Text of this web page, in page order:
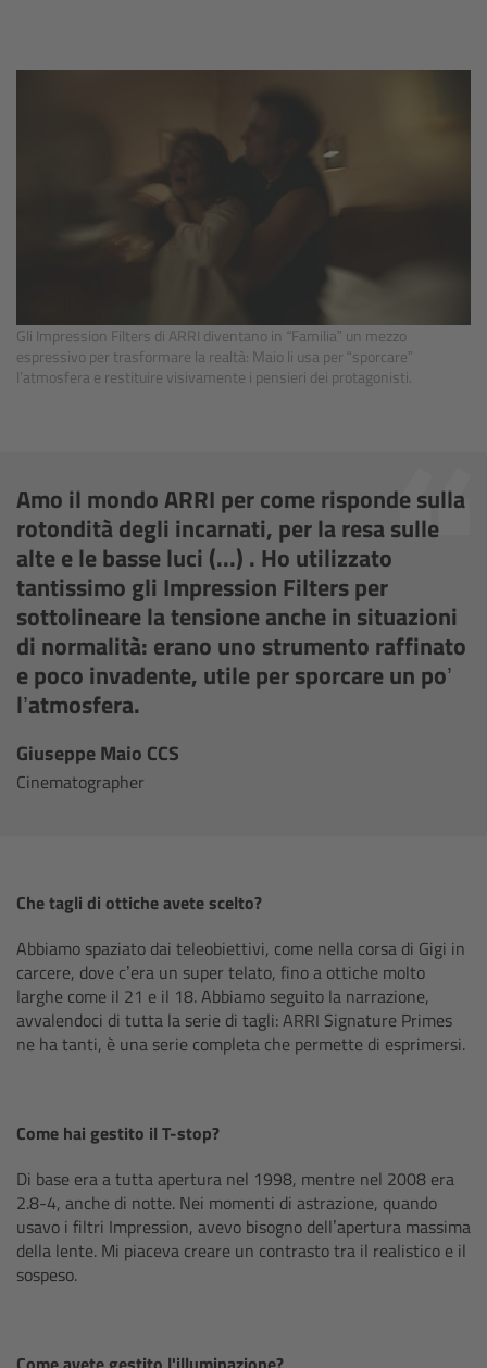
Gli Impression Filters di ARRI diventano in “Familia” un mezzo
espressivo per trasformare la realtà: Maio li usa per “sporcare”
l’atmosfera e restituire visivamente i pensieri dei protagonisti.
Amo il mondo ARRI per come risponde sulla
rotondità degli incarnati, per la resa sulle
alte e le basse luci (...) . Ho utilizzato
tantissimo gli Impression Filters per
sottolineare la tensione anche in situazioni
di normalità: erano uno strumento raffinato
e poco invadente, utile per sporcare un po’
l’atmosfera.
Giuseppe Maio CCS
Cinematographer
Che tagli di ottiche avete scelto?
Abbiamo spaziato dai teleobiettivi, come nella corsa di Gigi in
carcere, dove c’era un super telato, fino a ottiche molto
larghe come il 21 e il 18. Abbiamo seguito la narrazione,
avvalendoci di tutta la serie di tagli: ARRI Signature Primes
ne ha tanti, è una serie completa che permette di esprimersi.
Come hai gestito il T-stop?
Di base era a tutta apertura nel 1998, mentre nel 2008 era
2.8-4, anche di notte. Nei momenti di astrazione, quando
usavo i filtri Impression, avevo bisogno dell’apertura massima
della lente. Mi piaceva creare un contrasto tra il realistico e il
sospeso.
Filter Frames
Follow Focus
Mini Follow Focus
Studio Follow Focus
Follow Focus Accessories
Camera Support Systems
Support Systems for ARRI Cameras
Canon
Sony
Panasonic
Fujifilm
For ARRI Cameras
For Canon Cameras